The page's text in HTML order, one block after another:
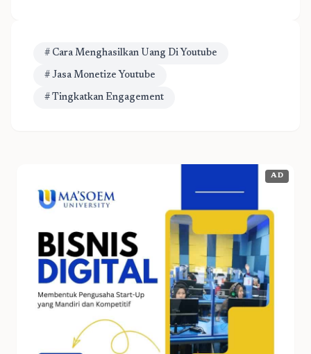
# Cara Menghasilkan Uang Di Youtube
# Jasa Monetize Youtube
# Tingkatkan Engagement
AD